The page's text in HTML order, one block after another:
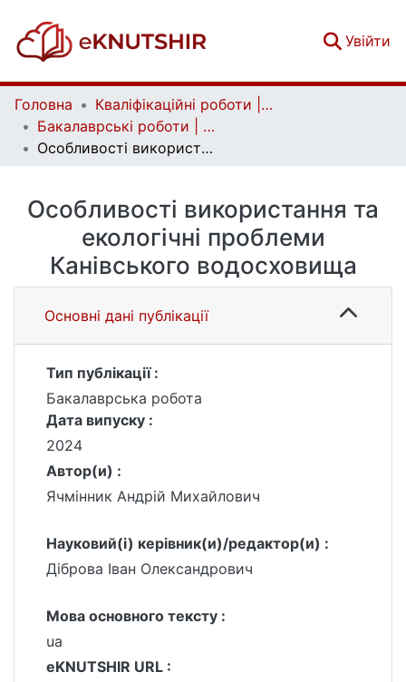
Увійти
Головна
Кваліфікаційні роботи | Qualifying works
Бакалаврські роботи | Bachelor theses
Особливості використання та екологічні проблеми Канівського водосховища
Особливості використання та
екологічні проблеми
Канівського водосховища
Основні дані публікації
Тип публікації :
Бакалаврська робота
Дата випуску :
2024
Автор(и) :
Ячмінник Андрій Михайлович
Науковий(і) керівник(и)/редактор(и) :
Діброва Іван Олександрович
Мова основного тексту :
ua
eKNUTSHIR URL :